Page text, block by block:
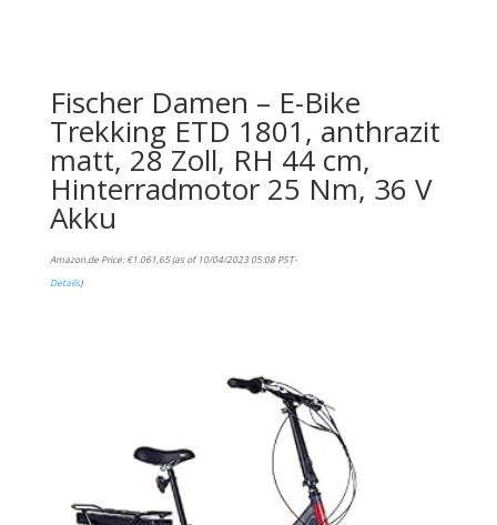
Fischer Damen – E-Bike
Trekking ETD 1801, anthrazit
matt, 28 Zoll, RH 44 cm,
Hinterradmotor 25 Nm, 36 V
Akku
Amazon.de Price:€1.061,65(as of 10/04/2023 05:08 PST-
Details)